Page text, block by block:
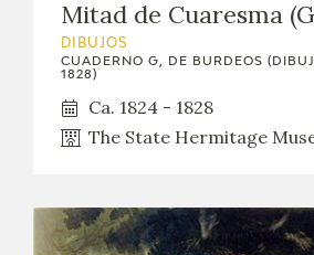
Mitad de Cuaresma
DIBUJOS
CUADERNO G, DE BURDEOS
1828)
Ca. 1824 - 1828
The State Hermitage